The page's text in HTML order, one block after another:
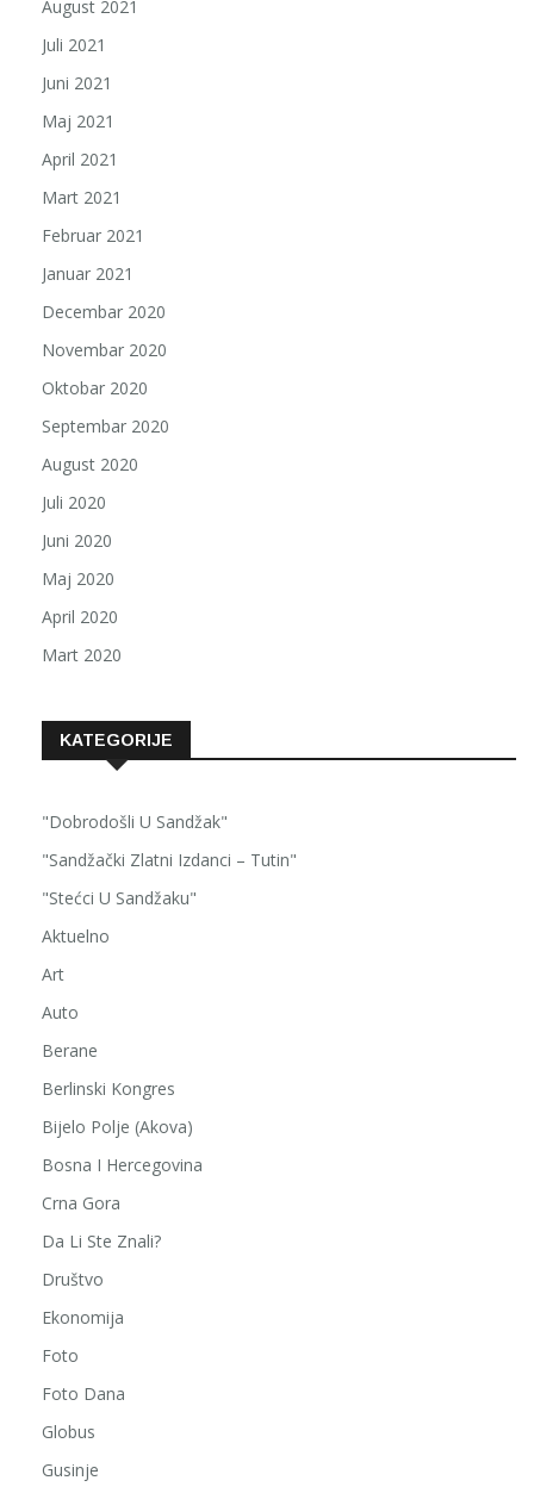
August 2021
Juli 2021
Juni 2021
Maj 2021
April 2021
Mart 2021
Februar 2021
Januar 2021
Decembar 2020
Novembar 2020
Oktobar 2020
Septembar 2020
August 2020
Juli 2020
Juni 2020
Maj 2020
April 2020
Mart 2020
KATEGORIJE
"Dobrodošli U Sandžak"
"Sandžački Zlatni Izdanci – Tutin"
"Stećci U Sandžaku"
Aktuelno
Art
Auto
Berane
Berlinski Kongres
Bijelo Polje (Akova)
Bosna I Hercegovina
Crna Gora
Da Li Ste Znali?
Društvo
Ekonomija
Foto
Foto Dana
Globus
Gusinje